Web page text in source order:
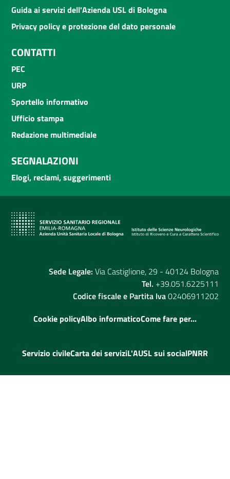
Guida ai servizi dell'Azienda USL di Bologna
Privacy policy e protezione del dato personale
CONTATTI
PEC
URP
Sportello informativo
Ufficio stampa
Redazione multimediale
SEGNALAZIONI
Elogi, reclami, suggerimenti
Sede Legale: Via Castiglione, 29 - 40124 Bologna
Tel. +39.051.6225111
Codice fiscale e Partita Iva02406911202
Cookie policyAlbo informaticoCome fare per...
Servizio civileCarta dei serviziL'AUSL sui socialPNRR